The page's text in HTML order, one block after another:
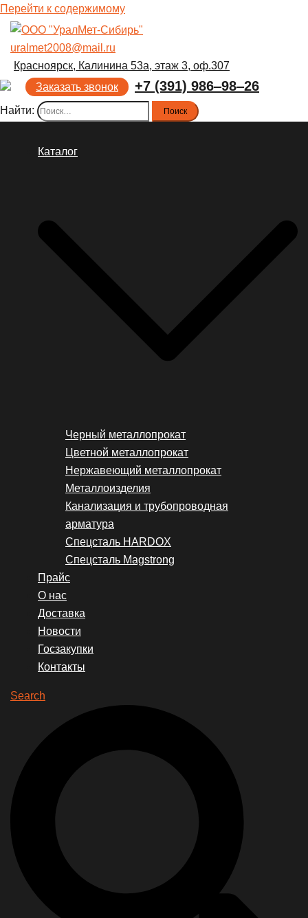
Перейти к содержимому
uralmet2008@mail.ru
Красноярск, Калинина 53а, этаж 3, оф.307
Заказать звонок
+7 (391) 986‒98‒26
Найти:
Каталог
Черный металлопрокат
Цветной металлопрокат
Нержавеющий металлопрокат
Металлоизделия
Канализация и трубопроводная
арматура
Спецсталь HARDOX
Спецсталь Magstrong
Прайс
О нас
Доставка
Новости
Госзакупки
Контакты
Search